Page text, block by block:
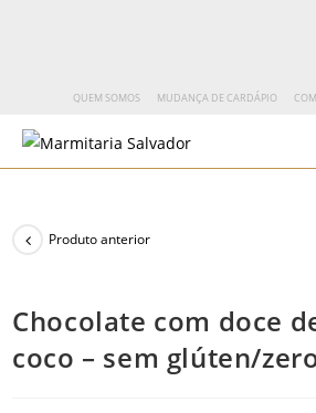
QUEM SOMOS MUDANÇA DE CARDÁPIO
Produto anterior
Chocolate com doce
coco – sem glúten/